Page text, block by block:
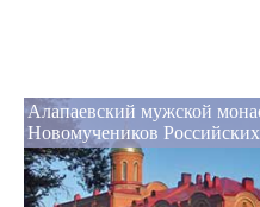
Алапаевский мужской
Новомучеников Российских